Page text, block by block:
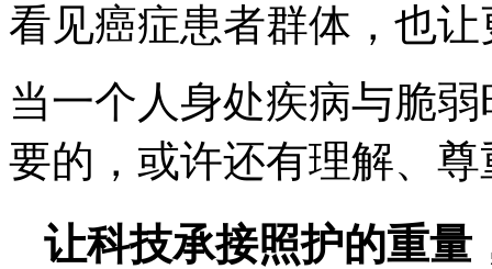
看见癌症患者群体，也
当一个人身处疾病与脆
要的，或许还有理解、
让科技承接照护的重量